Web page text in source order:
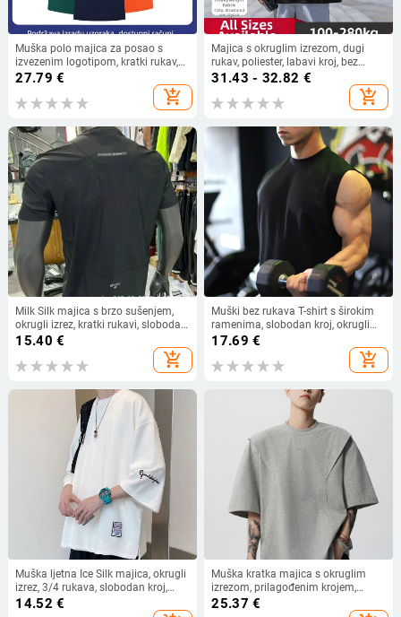
Muška polo majica za posao s
izvezenim logotipom, kratki rukav,
polo ovratnik, brzo sušenje, ispis
27.79 €
add_shopping_cart
Majica s okruglim izrezom, dugi
rukav, poliester, labavi kroj, bez
glačanja
31.43 - 32.82 €
add_shopping_cart
Milk Silk majica s brzo sušenjem,
okrugli izrez, kratki rukavi, slobodan
kroj
15.40 €
add_shopping_cart
Muški bez rukava T-shirt s širokim
ramenima, slobodan kroj, okrugli
izrez, jednobojna boja, odvlažuje
17.69 €
add_shopping_cart
Muška ljetna Ice Silk majica, okrugli
izrez, 3/4 rukava, slobodan kroj,
antibakterijska poliesterska smjesa
14.52 €
Muška kratka majica s okruglim
izrezom, prilagođenim krojem,
pamuk‑poliesterska mješavina
25.37 €